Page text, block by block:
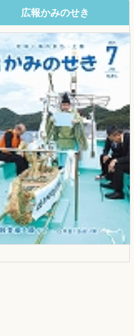
広報かみのせき